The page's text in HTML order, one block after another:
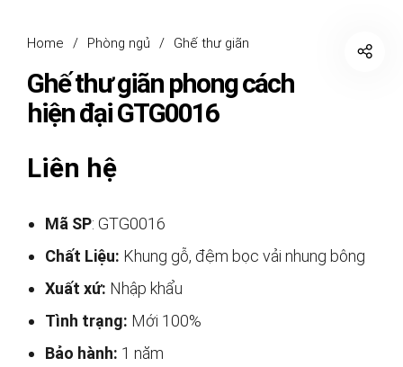
Home / Phòng ngủ / Ghế thư giãn
Ghế thư giãn phong cách
hiện đại GTG0016
Liên hệ
Mã SP: GTG0016
Chất Liệu: Khung gỗ, đệm bọc vải nhung bông
Xuất xứ: Nhập khẩu
Tình trạng: Mới 100%
Bảo hành: 1 năm